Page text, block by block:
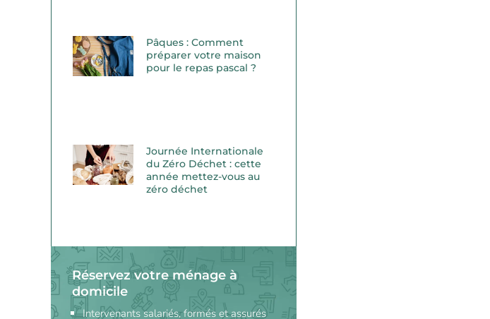
Pâques : Comment
préparer votre maison
pour le repas pascal ?
Journée Internationale
du Zéro Déchet : cette
année mettez-vous au
zéro déchet
Réservez votre ménage à
domicile
Intervenants salariés, formés et assurés